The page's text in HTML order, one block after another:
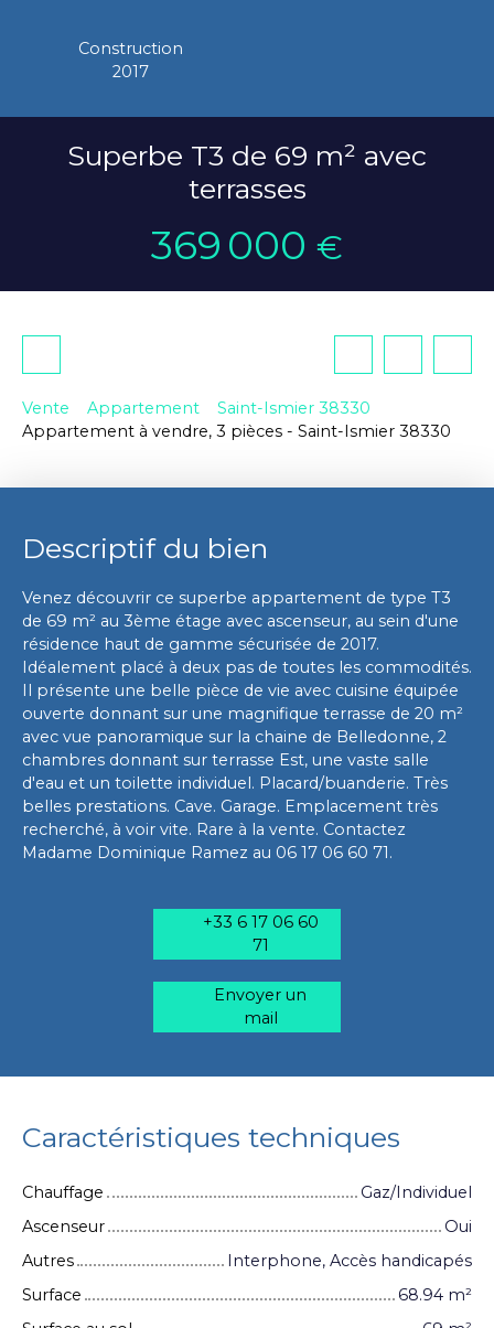
Construction
2017
Superbe T3 de 69 m² avec
terrasses
369 000 €
Vente Appartement
Saint-Ismier 38330
Appartement à vendre, 3 pièces - Saint-Ismier 38330
Descriptif du bien
Venez découvrir ce superbe appartement de type T3
de 69 m² au 3ème étage avec ascenseur, au sein d'une
résidence haut de gamme sécurisée de 2017.
Idéalement placé à deux pas de toutes les commodités.
Il présente une belle pièce de vie avec cuisine équipée
ouverte donnant sur une magnifique terrasse de 20 m²
avec vue panoramique sur la chaine de Belledonne, 2
chambres donnant sur terrasse Est, une vaste salle
d'eau et un toilette individuel. Placard/buanderie. Très
belles prestations. Cave. Garage. Emplacement très
recherché, à voir vite. Rare à la vente. Contactez
Madame Dominique Ramez au 06 17 06 60 71.
+33 6 17 06 60
71
Envoyer un
mail
Caractéristiques techniques
Chauffage
Gaz/Individuel
Ascenseur
Oui
Autres
Interphone, Accès handicapés
Surface
68.94 m²